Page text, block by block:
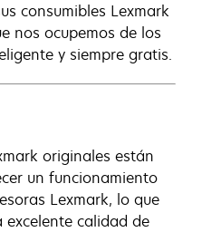
consumibles Lexmark
nos ocupemos de los
y siempre gratis.
originales están
un funcionamiento
Lexmark, lo que
calidad de